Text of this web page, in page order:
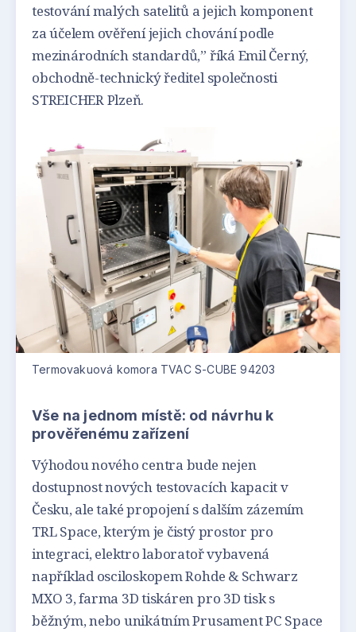
testování malých satelitů a jejich komponent
za účelem ověření jejich chování podle
mezinárodních standardů,” říká Emil Černý,
obchodně-technický ředitel společnosti
STREICHER Plzeň.
Termovakuová komora TVAC S-CUBE 94203
Vše na jednom místě: od návrhu k
prověřenému zařízení
Výhodou nového centra bude nejen
dostupnost nových testovacích kapacit v
Česku, ale také propojení s dalším zázemím
TRL Space, kterým je čistý prostor pro
integraci, elektro laboratoř vybavená
například osciloskopem Rohde & Schwarz
MXO 3, farma 3D tiskáren pro 3D tisk s
běžným, nebo unikátním Prusament PC Space